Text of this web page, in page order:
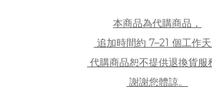
本商品為代購商品，
追加時間約 7–21 個工作天
代購商品恕不提供退換貨服
謝謝您體諒。